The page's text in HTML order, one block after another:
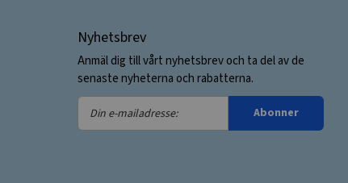
Nyhetsbrev
Anmäl dig till vårt nyhetsbrev och ta del av de
senaste nyheterna och rabatterna.
Din
e-
Abonner